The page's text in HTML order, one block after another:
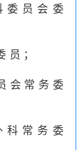
委员会委
员；
会常务委
科常务委